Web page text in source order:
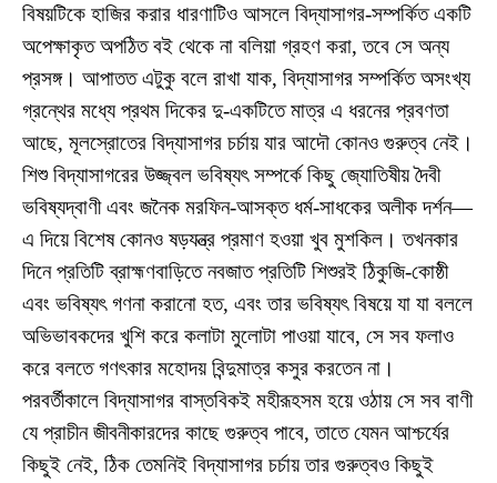
বিষয়টিকে হাজির করার ধারণাটিও আসলে বিদ্যাসাগর-সম্পর্কিত একটি
অপেক্ষাকৃত অপঠিত বই থেকে না বলিয়া গ্রহণ করা, তবে সে অন্য
প্রসঙ্গ। আপাতত এটুকু বলে রাখা যাক, বিদ্যাসাগর সম্পর্কিত অসংখ্য
গ্রন্থের মধ্যে প্রথম দিকের দু-একটিতে মাত্র এ ধরনের প্রবণতা
আছে, মূলস্রোতের বিদ্যাসাগর চর্চায় যার আদৌ কোনও গুরুত্ব নেই।
শিশু বিদ্যাসাগরের উজ্জ্বল ভবিষ্যৎ সম্পর্কে কিছু জ্যোতিষীয় দৈবী
ভবিষ্যদ্বাণী এবং জনৈক মরফিন-আসক্ত ধর্ম-সাধকের অলীক দর্শন—
এ দিয়ে বিশেষ কোনও ষড়যন্ত্র প্রমাণ হওয়া খুব মুশকিল। তখনকার
দিনে প্রতিটি ব্রাহ্মণবাড়িতে নবজাত প্রতিটি শিশুরই ঠিকুজি-কোষ্ঠী
এবং ভবিষ্যৎ গণনা করানো হত, এবং তার ভবিষ্যৎ বিষয়ে যা যা বললে
অভিভাবকদের খুশি করে কলাটা মুলোটা পাওয়া যাবে, সে সব ফলাও
করে বলতে গণৎকার মহোদয় বিন্দুমাত্র কসুর করতেন না।
পরবর্তীকালে বিদ্যাসাগর বাস্তবিকই মহীরূহসম হয়ে ওঠায় সে সব বাণী
যে প্রাচীন জীবনীকারদের কাছে গুরুত্ব পাবে, তাতে যেমন আশ্চর্যের
কিছুই নেই, ঠিক তেমনিই বিদ্যাসাগর চর্চায় তার গুরুত্বও কিছুই